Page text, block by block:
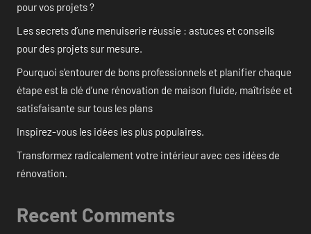
pour vos projets ?
Les secrets d’une menuiserie réussie : astuces et conseils
pour des projets sur mesure.
Pourquoi s’entourer de bons professionnels et planifier chaque
étape est la clé d’une rénovation de maison fluide, maîtrisée et
satisfaisante sur tous les plans
Inspirez-vous les idées les plus populaires.
Transformez radicalement votre intérieur avec ces idées de
rénovation.
Recent Comments